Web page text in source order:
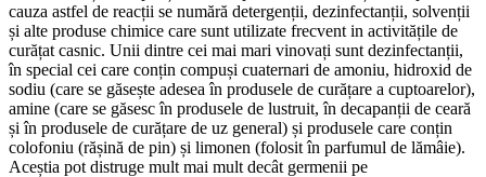
cauza astfel de reacții se numără detergenții, dezinfectanții, solvenții
și alte produse chimice care sunt utilizate frecvent in activitățile de
curățat casnic. Unii dintre cei mai mari vinovați sunt dezinfectanții,
în special cei care conțin compuși cuaternari de amoniu, hidroxid de
sodiu (care se găsește adesea în produsele de curățare a cuptoarelor),
amine (care se găsesc în produsele de lustruit, în decapanții de ceară
și în produsele de curățare de uz general) și produsele care conțin
colofoniu (rășină de pin) și limonen (folosit în parfumul de lămâie).
Aceștia pot distruge mult mai mult decât germenii pe